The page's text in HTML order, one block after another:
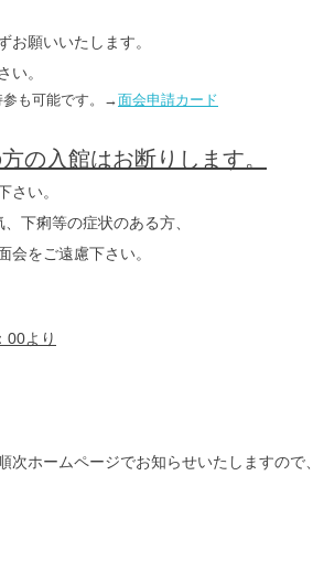
お願いいたします。
い。
も可能です。→面会申請カード
の入館はお断りします。
さい。
下痢等の症状のある方、
をご遠慮下さい。
00より
ホームページでお知らせいたしますので、